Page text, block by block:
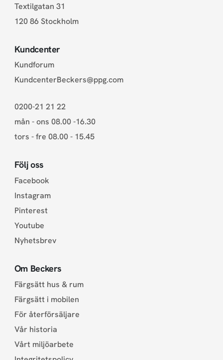
Textilgatan 31
120 86 Stockholm
Kundcenter
Kundforum
KundcenterBeckers@ppg.com
0200-21 21 22
mån - ons 08.00 -16.30
tors - fre 08.00 - 15.45
Följ oss
Facebook
Instagram
Pinterest
Youtube
Nyhetsbrev
Om Beckers
Färgsätt hus & rum
Färgsätt i mobilen
För återförsäljare
Vår historia
Vårt miljöarbete